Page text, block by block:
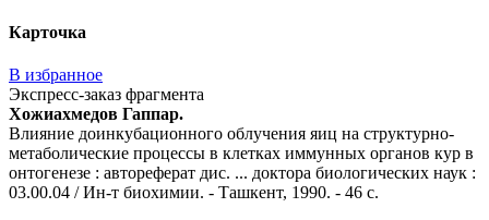
Карточка
В избранное
Экспресс-заказ фрагмента
Хожиахмедов Гаппар.
Влияние доинкубационного облучения яиц на структурно-
метаболические процессы в клетках иммунных органов кур в
онтогенезе : автореферат дис. ... доктора биологических наук :
03.00.04 / Ин-т биохимии. - Ташкент, 1990. - 46 с.